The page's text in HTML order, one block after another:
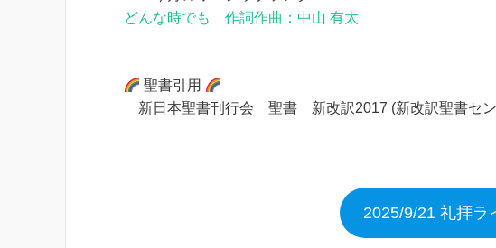
どんな時でも 作詞作曲：中山 有太
聖書引用
新日本聖書刊行会 聖書 新改訳2017 (新改訳聖書セ
2025/9/21 礼拝ラ